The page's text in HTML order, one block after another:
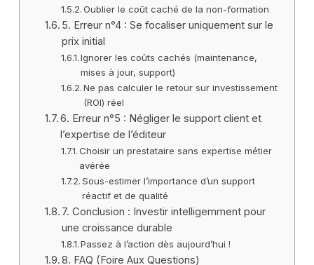
Oublier le coût caché de la non-formation
5. Erreur n°4 : Se focaliser uniquement sur le
prix initial
Ignorer les coûts cachés (maintenance,
mises à jour, support)
Ne pas calculer le retour sur investissement
(ROI) réel
6. Erreur n°5 : Négliger le support client et
l’expertise de l’éditeur
Choisir un prestataire sans expertise métier
avérée
Sous-estimer l’importance d’un support
réactif et de qualité
7. Conclusion : Investir intelligemment pour
une croissance durable
Passez à l’action dès aujourd’hui !
8. FAQ (Foire Aux Questions)